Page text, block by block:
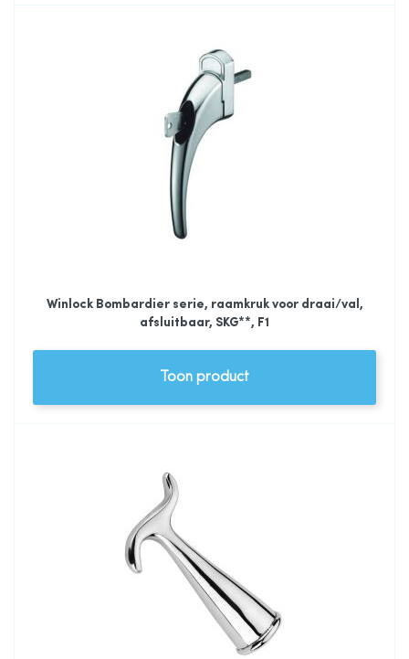
Winlock Bombardier serie, raamkruk voor draai/val,
afsluitbaar, SKG**, F1
Toon product